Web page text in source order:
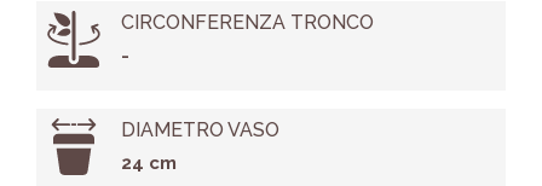
CIRCONFERENZA TRONCO
-
DIAMETRO VASO
24 cm